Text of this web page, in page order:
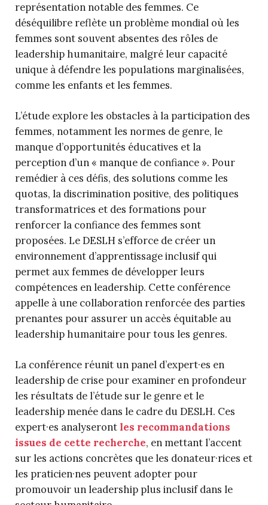
représentation notable des femmes. Ce
déséquilibre reflète un problème mondial où les
femmes sont souvent absentes des rôles de
leadership humanitaire, malgré leur capacité
unique à défendre les populations marginalisées,
comme les enfants et les femmes.
L’étude explore les obstacles à la participation des
femmes, notamment les normes de genre, le
manque d’opportunités éducatives et la
perception d’un « manque de confiance ». Pour
remédier à ces défis, des solutions comme les
quotas, la discrimination positive, des politiques
transformatrices et des formations pour
renforcer la confiance des femmes sont
proposées. Le DESLH s’efforce de créer un
environnement d’apprentissage inclusif qui
permet aux femmes de développer leurs
compétences en leadership. Cette conférence
appelle à une collaboration renforcée des parties
prenantes pour assurer un accès équitable au
leadership humanitaire pour tous les genres.
La conférence réunit un panel d’expert·es en
leadership de crise pour examiner en profondeur
les résultats de l’étude sur le genre et le
leadership menée dans le cadre du DESLH. Ces
expert·es analyserontles recommandations
issues de cette recherche, en mettant l’accent
sur les actions concrètes que les donateur·rices et
les praticien·nes peuvent adopter pour
promouvoir un leadership plus inclusif dans le